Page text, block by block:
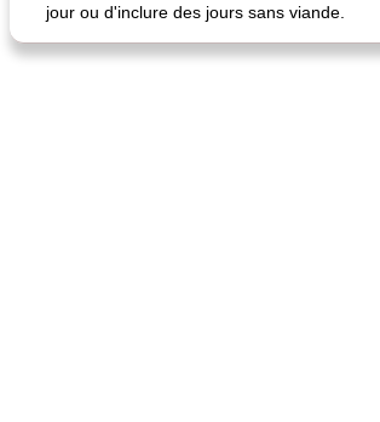
jour ou d'inclure des jours sans viande.